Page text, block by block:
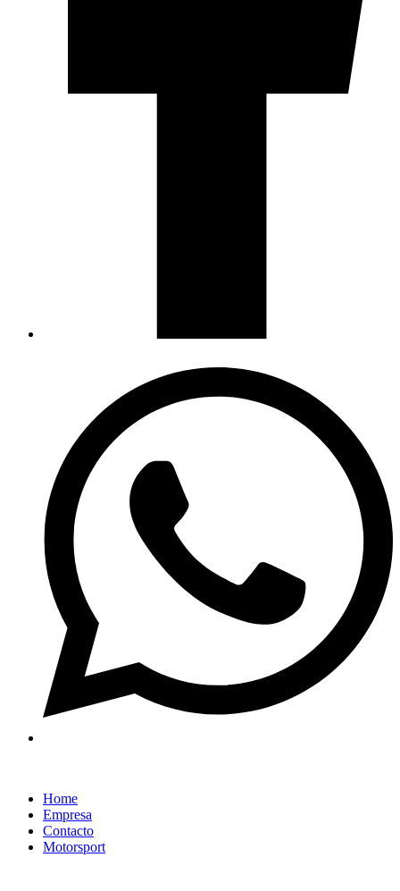
Home
Empresa
Contacto
Motorsport